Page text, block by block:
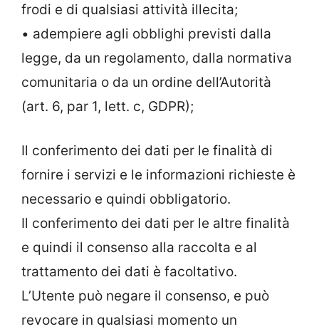
frodi e di qualsiasi attività illecita;
• adempiere agli obblighi previsti dalla
legge, da un regolamento, dalla normativa
comunitaria o da un ordine dell’Autorità
(art. 6, par 1, lett. c, GDPR);
Il conferimento dei dati per le finalità di
fornire i servizi e le informazioni richieste è
necessario e quindi obbligatorio.
Il conferimento dei dati per le altre finalità
e quindi il consenso alla raccolta e al
trattamento dei dati è facoltativo.
L’Utente può negare il consenso, e può
revocare in qualsiasi momento un